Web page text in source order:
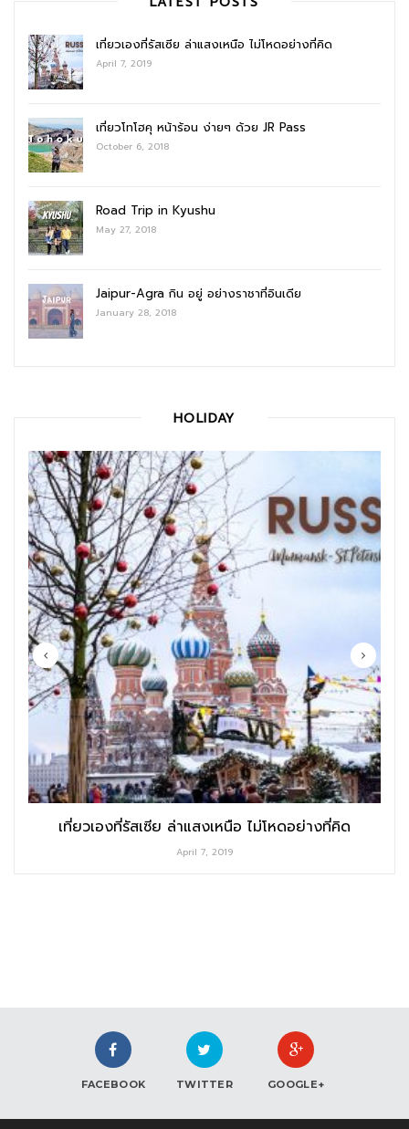
เที่ยวเองที่รัสเซีย ล่าแสงเหนือ ไม่โหดอย่างที่คิด
April 7, 2019
เที่ยวโทโฮคุ หน้าร้อน ง่ายๆ ด้วย JR Pass
October 6, 2018
Road Trip in Kyushu
May 27, 2018
Jaipur-Agra กิน อยู่ อย่างราชาที่อินเดีย
January 28, 2018
HOLIDAY
เที่ยวเองที่รัสเซีย ล่าแสงเหนือ ไม่โหดอย่างที่คิด
April 7, 2019
FACEBOOK TWITTER GOOGLE+